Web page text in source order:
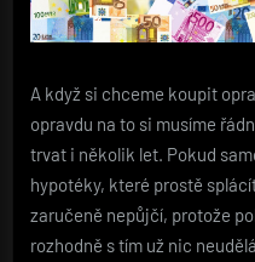
A když si chceme koupit
opravdu na to si musíme
trvat i několik let. Pokud
hypotéky, které prostě
zaručeně nepůjčí, protože
rozhodně s tím už nic